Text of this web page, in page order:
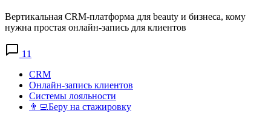
Вертикальная CRM-платформа для beauty и бизнеса, кому
нужна простая онлайн-запись для клиентов
11
CRM
Онлайн-запись клиентов
Системы лояльности
👨‍💻Беру на стажировку